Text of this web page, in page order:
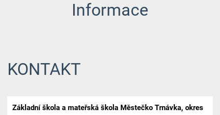
Informace
KONTAKT
Základní škola a mateřská škola Městečko Trnávka, okres